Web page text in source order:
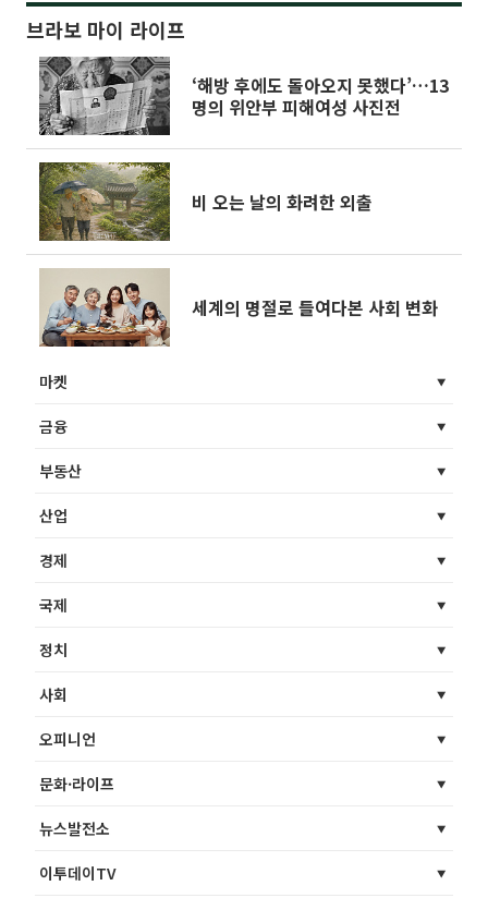
브라보 마이 라이프
‘해방 후에도 돌아오지 못했다’…13
명의 위안부 피해여성 사진전
비 오는 날의 화려한 외출
세계의 명절로 들여다본 사회 변화
마켓
금융
부동산
산업
경제
국제
정치
사회
오피니언
문화·라이프
뉴스발전소
이투데이TV